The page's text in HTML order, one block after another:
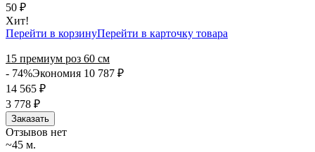
50 ₽
Хит!
Перейти в корзинуПерейти в карточку товара
15 премиум роз 60 см
- 74%Экономия 10 787 ₽
14 565 ₽
3 778 ₽
Заказать
Отзывов нет
~45 м.